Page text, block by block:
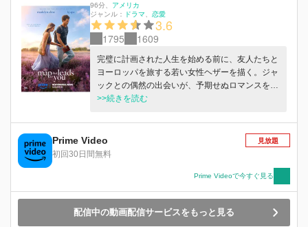
96分
アメリカ
ジャンル：
ドラマ 恋愛
3.6
1795 1609
完璧に計画された人生を始める前に、友人たちと
ヨーロッパを旅する若い女性ヘザーを描く。ジャ
ックとの偶然の出会いが、予期せぬロマンスを芽
生えさせ、深い感情の発見へと導く。秘密と人生
は大きく変わることに。J･P･モーニンガーの小説
が原作。
>>続きを読む
Prime Video
初回30日間無料
見放題
Prime Videoで今すぐ見る
配信中の動画配信サービスをもっと見る